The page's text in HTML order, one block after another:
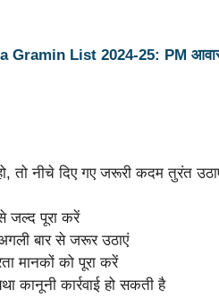
List 2024-25: PM आवास
तो नीचे दिए गए जरूरी कदम तुरंत
जल्द पूरा करें
बार से जरूर उठाएं
मानकों को पूरा करें
कानूनी कार्रवाई हो सकती है